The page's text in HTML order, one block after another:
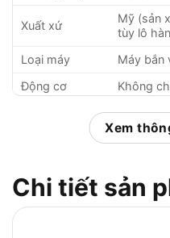
Xuất xứ
Mỹ (sản
tùy lô
Loại máy
Máy bắn
Động cơ
Không
18V
Dung lượng pin
4.0Ah (2
Tốc độ không
tải
0-1000 /
tốc độ)
Xem
Chi tiết sản